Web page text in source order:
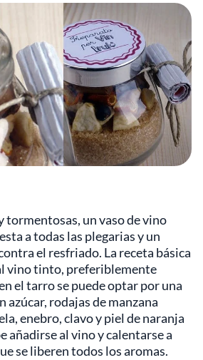
tormentosas, un vaso de vino
a todas las plegarias y un
el resfriado. La receta básica
vino tinto, preferiblemente
el tarro se puede optar por una
azúcar, rodajas de manzana
enebro, clavo y piel de naranja
añadirse al vino y calentarse a
se liberen todos los aromas.